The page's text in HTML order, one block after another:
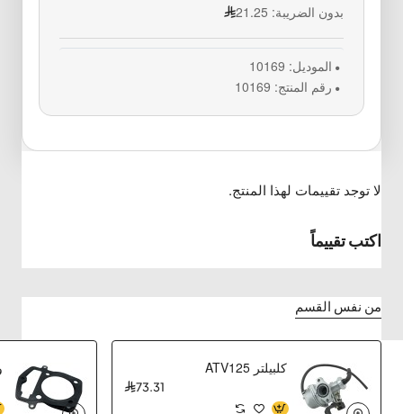
بدون الضريبة: 21.25
الموديل: 10169
رقم المنتج: 10169
لا توجد تقييمات لهذا المنتج.
اكتب تقييماً
من نفس القسم
كلبيلتر ATV125
73.31